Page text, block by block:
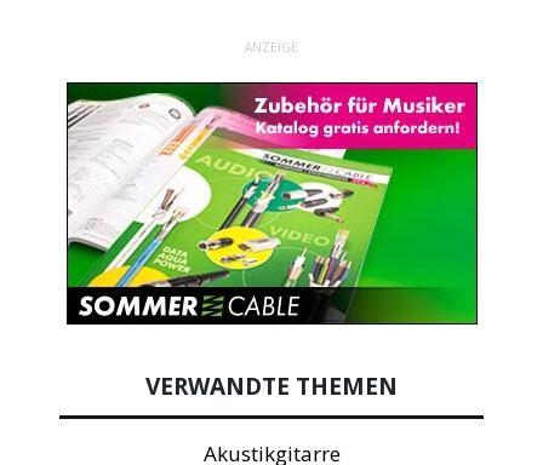
ANZEIGE
VERWANDTE THEMEN
Akustikgitarre